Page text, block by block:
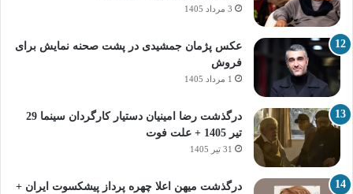
3 مرداد 1405
عکس پژمان جمشیدی در پشت صحنه نمایش برای
فروش
1 مرداد 1405
درگذشت رضا امینیان دستیار کارگردان سینما 29
تیر 1405 + علت فوت
31 تیر 1405
درگذشت میهن اعلا چهره پرداز پیشکسوت ایران +